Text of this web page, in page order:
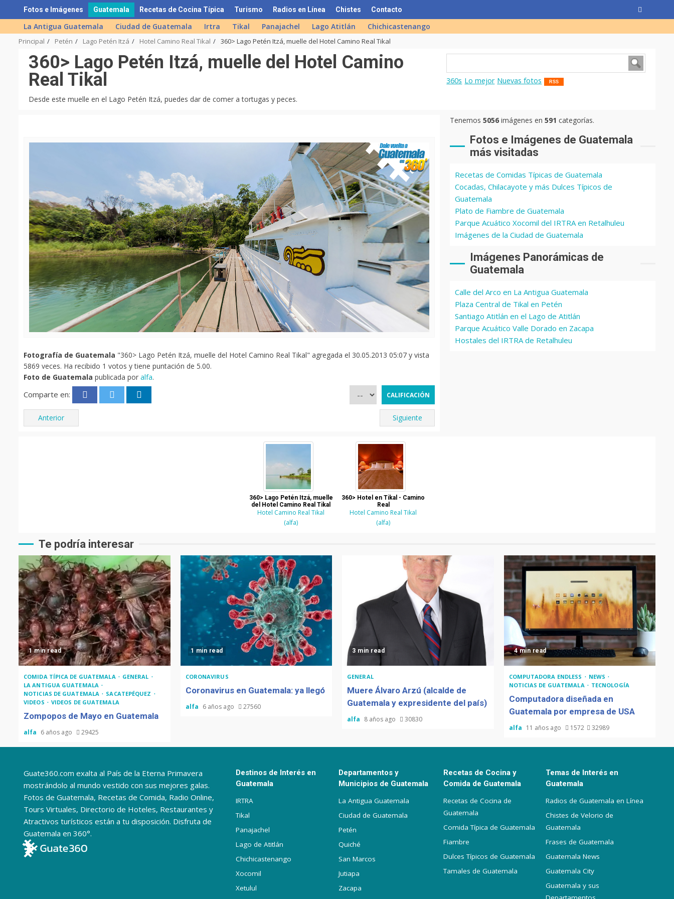
to
content
Fotos e Imágenes Guatemala Recetas de Cocina Típica Turismo Radios en Línea Chistes Contacto
La Antigua Guatemala Ciudad de Guatemala Irtra Tikal Panajachel Lago Atitlán Chichicastenango
Principal Petén Lago Petén Itzá Hotel Camino Real Tikal 360> Lago Petén Itzá, muelle del Hotel Camino Real Tikal
360> Lago Petén Itzá, muelle del Hotel Camino
Real Tikal
Desde este muelle en el Lago Petén Itzá, puedes dar de comer a tortugas y peces.
360s Lo mejor Nuevas fotos RSS
Fotografía de Guatemala "360> Lago Petén Itzá, muelle del Hotel Camino Real Tikal" agregada el 30.05.2013 05:07 y vista
5869 veces. Ha recibido 1 votos y tiene puntación de 5.00.
Foto de Guatemala publicada por alfa.
Comparte en:
Anterior Siguiente
Tenemos5056 imágenes en591 categorías.
Fotos e Imágenes de Guatemala
más visitadas
Recetas de Comidas Típicas de Guatemala
Cocadas, Chilacayote y más Dulces Típicos de
Guatemala
Plato de Fiambre de Guatemala
Parque Acuático Xocomil del IRTRA en Retalhuleu
Imágenes de la Ciudad de Guatemala
Imágenes Panorámicas de
Guatemala
Calle del Arco en La Antigua Guatemala
Plaza Central de Tikal en Petén
Santiago Atitlán en el Lago de Atitlán
Parque Acuático Valle Dorado en Zacapa
Hostales del IRTRA de Retalhuleu
360> Lago Petén Itzá, muelle
del Hotel Camino Real Tikal
Hotel Camino Real Tikal
(alfa)
360> Hotel en Tikal - Camino
Real
Hotel Camino Real Tikal
(alfa)
Te podría interesar
1 min read
COMIDA TÍPICA DE GUATEMALA
GENERAL
LA ANTIGUA GUATEMALA
NOTICIAS DE GUATEMALA
SACATEPÉQUEZ
VIDEOS
VIDEOS DE GUATEMALA
Zompopos de Mayo en Guatemala
alfa 6 años ago 29425
1 min read
CORONAVIRUS
Coronavirus en Guatemala: ya llegó
alfa 6 años ago 27560
3 min read
GENERAL
Muere Álvaro Arzú (alcalde de
Guatemala y expresidente del país)
alfa 8 años ago 30830
4 min read
COMPUTADORA ENDLESS
NEWS
NOTICIAS DE GUATEMALA
TECNOLOGÍA
Computadora diseñada en
Guatemala por empresa de USA
alfa 11 años ago 1572 32989
Guate360.com exalta al País de la Eterna Primavera
mostrándolo al mundo vestido con sus mejores galas.
Fotos de Guatemala, Recetas de Comida, Radio Online,
Tours Virtuales, Directorio de Hoteles, Restaurantes y
Atractivos turísticos están a tu disposición. Disfruta de
Guatemala en 360°.
Destinos de Interés en
Guatemala
IRTRA
Tikal
Panajachel
Lago de Atitlán
Chichicastenango
Xocomil
Xetulul
Departamentos y
Municipios de Guatemala
La Antigua Guatemala
Ciudad de Guatemala
Petén
Quiché
San Marcos
Jutiapa
Zacapa
Recetas de Cocina y
Comida de Guatemala
Recetas de Cocina de
Guatemala
Comida Típica de Guatemala
Fiambre
Dulces Típicos de Guatemala
Tamales de Guatemala
Temas de Interés en
Guatemala
Radios de Guatemala en Línea
Chistes de Velorio de
Guatemala
Frases de Guatemala
Guatemala News
Guatemala City
Guatemala y sus